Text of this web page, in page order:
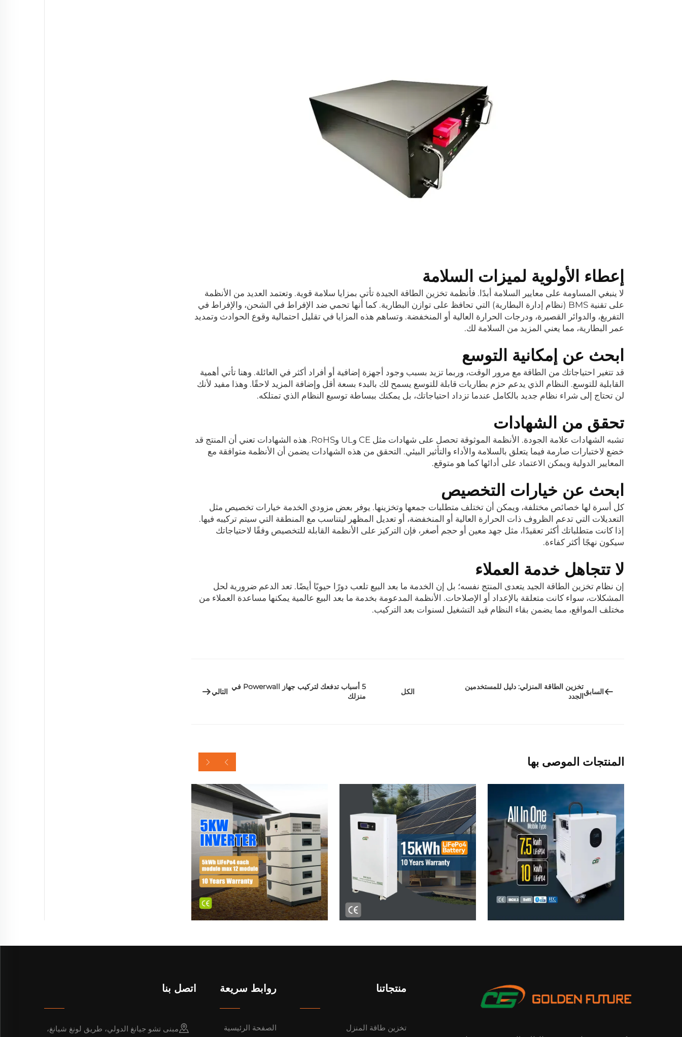
إعطاء الأولوية لميزات السلامة
لا ينبغي المساومة على معايير السلامة أبدًا. فأنظمة تخزين الطاقة الجيدة تأتي بمزايا سلامة قوية. وتعتمد العديد من الأنظمة
على تقنية BMS (نظام إدارة البطارية) التي تحافظ على توازن البطارية. كما أنها تحمي ضد الإفراط في الشحن، والإفراط في
التفريغ، والدوائر القصيرة، ودرجات الحرارة العالية أو المنخفضة. وتساهم هذه المزايا في تقليل احتمالية وقوع الحوادث وتمديد
عمر البطارية، مما يعني المزيد من السلامة لك.
ابحث عن إمكانية التوسع
قد تتغير احتياجاتك من الطاقة مع مرور الوقت، وربما تزيد بسبب وجود أجهزة إضافية أو أفراد أكثر في العائلة. وهنا تأتي أهمية
القابلية للتوسع. النظام الذي يدعم حزم بطاريات قابلة للتوسع يسمح لك بالبدء بسعة أقل وإضافة المزيد لاحقًا. وهذا مفيد لأنك
لن تحتاج إلى شراء نظام جديد بالكامل عندما تزداد احتياجاتك، بل يمكنك ببساطة توسيع النظام الذي تمتلكه.
تحقق من الشهادات
تشبه الشهادات علامة الجودة. الأنظمة الموثوقة تحصل على شهادات مثل CE وUL وRoHS. هذه الشهادات تعني أن المنتج قد
خضع لاختبارات صارمة فيما يتعلق بالسلامة والأداء والتأثير البيئي. التحقق من هذه الشهادات يضمن أن الأنظمة متوافقة مع
المعايير الدولية ويمكن الاعتماد على أدائها كما هو متوقع.
ابحث عن خيارات التخصيص
كل أسرة لها خصائص مختلفة، ويمكن أن تختلف متطلبات جمعها وتخزينها. يوفر بعض مزودي الخدمة خيارات تخصيص مثل
التعديلات التي تدعم الظروف ذات الحرارة العالية أو المنخفضة، أو تعديل المظهر ليتناسب مع المنطقة التي سيتم تركيبه فيها.
إذا كانت متطلباتك أكثر تعقيدًا، مثل جهد معين أو حجم أصغر، فإن التركيز على الأنظمة القابلة للتخصيص وفقًا لاحتياجاتك
سيكون نهجًا أكثر كفاءة.
لا تتجاهل خدمة العملاء
إن نظام تخزين الطاقة الجيد يتعدى المنتج نفسه؛ بل إن الخدمة ما بعد البيع تلعب دورًا حيويًا أيضًا. تعد الدعم ضرورية لحل
المشكلات، سواء كانت متعلقة بالإعداد أو الإصلاحات. الأنظمة المدعومة بخدمة ما بعد البيع عالمية يمكنها مساعدة العملاء من
مختلف المواقع، مما يضمن بقاء النظام قيد التشغيل لسنوات بعد التركيب.
السابق
تخزين الطاقة المنزلي: دليل للمستخدمين
الجدد
الكل
5 أسباب تدفعك لتركيب جهاز Powerwall في
منزلك
التالي
المنتجات الموصى بها
منتجاتنا
تخزين طاقة المنزل
روابط سريعة
الصفحة الرئيسية
اتصل بنا
مبنى تشو جيانغ الدولي، طريق لونغ شيانغ،